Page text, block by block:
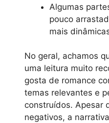
Algumas
pouco
mais
No geral, achamos
uma leitura muito
gosta de romance
temas relevantes e
construídos. Apesar
negativos, a